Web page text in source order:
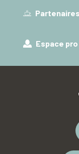
Partenaires
Espace pro